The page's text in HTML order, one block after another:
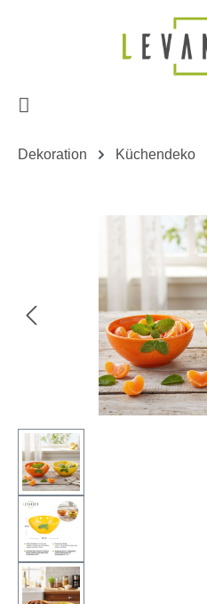
Zum Hauptinhalt springen
Dekoration Küchendeko
Bildergalerie überspringen